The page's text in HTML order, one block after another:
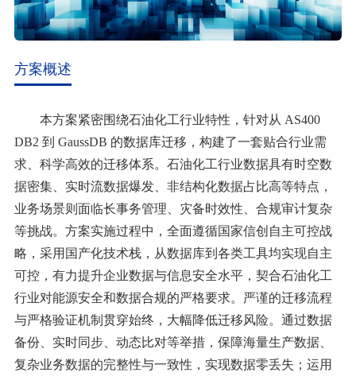
方案概述
本方案紧密围绕石油化工行业特性，针对从 AS400
DB2 到 GaussDB 的数据库迁移，构建了一套贴合行业需
求、科学高效的迁移体系。石油化工行业数据具有时空数
据密集、实时流数据爆发、非结构化数据占比高等特点，
业务场景则面临长事务管理、灾备时效性、合规审计复杂
等挑战。 方案实施过程中，全面遵循国家信创自主可控战
略，采用国产化技术栈，从数据库到各类工具均实现自主
可控，有力提升企业数据与信息安全水平，契合石油化工
行业对能源安全和数据合规的严格要求。 严谨的迁移流程
与严格验证机制贯穿始终，大幅降低迁移风险。通过数据
备份、实时同步、动态比对等举措，保障海量生产数据、
复杂业务数据的完整性与一致性，实现数据零丢失；运用